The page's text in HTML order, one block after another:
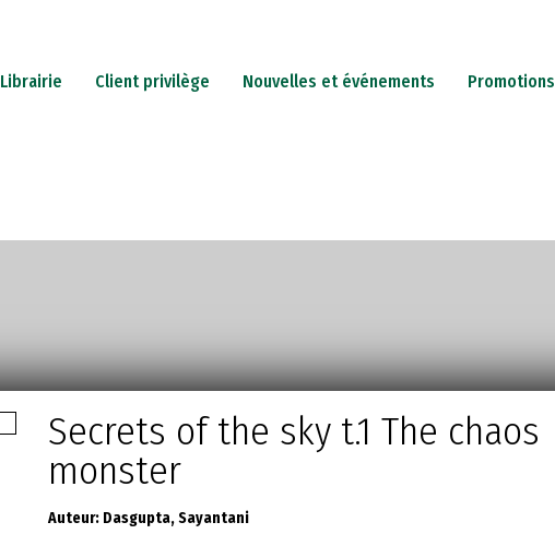
Librairie Client privilège Nouvelles et événements Promotions
Secrets of the sky t.1 The chaos
monster
Auteur: Dasgupta, Sayantani